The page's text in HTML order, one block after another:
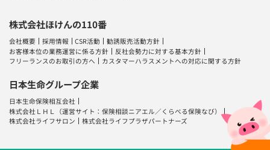
株式会社ほけんの110番
会社概要 採用情報 CSR活動
勧誘販売活動方針
お客様本位の業務運営に係る方針
反社会勢力に対する基本方針
フリーランスのお取引の方へ
カスタマーハラスメントへの対応に関する方針
日本生命グループ企業
日本生命保険相互会社
株式会社ＬＨＬ
（運営サイト：保険相談ニアエル ／ くらべる保険なび）
株式会社ライフサロン
株式会社ライフプラザパートナーズ